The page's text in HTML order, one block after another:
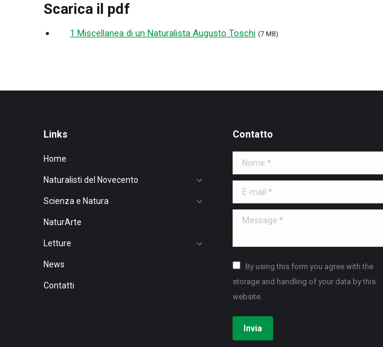
Scarica il pdf
1 Miscellanea di un Naturalista Augusto Toschi (7 MB)
Links
Home
Naturalisti del Novecento
Scienza e Natura
NaturArte
Letture
News
Contatti
Contatto
Nome *
E-mail *
Message *
By using this form you agree with the
storage and handling of your data by this
website.
Invia